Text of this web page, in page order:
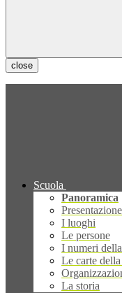
close
Scuola
Panoramica
Presentazione
I luoghi
Le persone
I numeri
Le carte
La storia